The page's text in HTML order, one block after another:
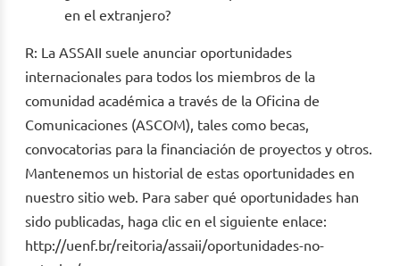
en el extranjero?
R: La ASSAII suele anunciar oportunidades
internacionales para todos los miembros de la
comunidad académica a través de la Oficina de
Comunicaciones (ASCOM), tales como becas,
convocatorias para la financiación de proyectos y otros.
Mantenemos un historial de estas oportunidades en
nuestro sitio web. Para saber qué oportunidades han
sido publicadas, haga clic en el siguiente enlace:
http://uenf.br/reitoria/assaii/oportunidades-no-